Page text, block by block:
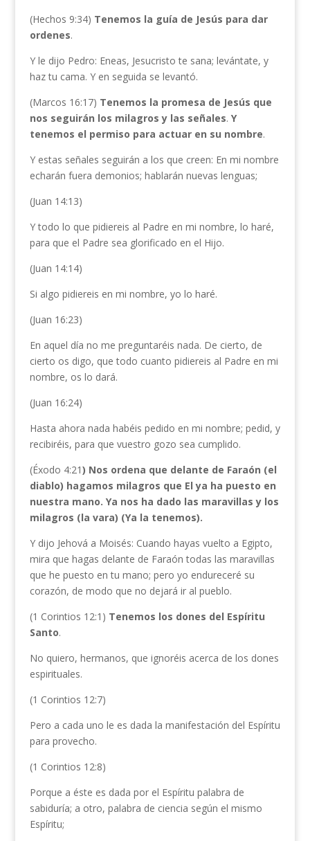
(Hechos 9:34) Tenemos la guía de Jesús para dar
ordenes.
Y le dijo Pedro: Eneas, Jesucristo te sana; levántate, y
haz tu cama. Y en seguida se levantó.
(Marcos 16:17) Tenemos la promesa de Jesús que
nos seguirán los milagros y las señales. Y
tenemos el permiso para actuar en su nombre.
Y estas señales seguirán a los que creen: En mi nombre
echarán fuera demonios; hablarán nuevas lenguas;
(Juan 14:13)
Y todo lo que pidiereis al Padre en mi nombre, lo haré,
para que el Padre sea glorificado en el Hijo.
(Juan 14:14)
Si algo pidiereis en mi nombre, yo lo haré.
(Juan 16:23)
En aquel día no me preguntaréis nada. De cierto, de
cierto os digo, que todo cuanto pidiereis al Padre en mi
nombre, os lo dará.
(Juan 16:24)
Hasta ahora nada habéis pedido en mi nombre; pedid, y
recibiréis, para que vuestro gozo sea cumplido.
(Éxodo 4:21) Nos ordena que delante de Faraón (el
diablo) hagamos milagros que El ya ha puesto en
nuestra mano. Ya nos ha dado las maravillas y los
milagros (la vara) (Ya la tenemos).
Y dijo Jehová a Moisés: Cuando hayas vuelto a Egipto,
mira que hagas delante de Faraón todas las maravillas
que he puesto en tu mano; pero yo endureceré su
corazón, de modo que no dejará ir al pueblo.
(1 Corintios 12:1) Tenemos los dones del Espíritu
Santo.
No quiero, hermanos, que ignoréis acerca de los dones
espirituales.
(1 Corintios 12:7)
Pero a cada uno le es dada la manifestación del Espíritu
para provecho.
(1 Corintios 12:8)
Porque a éste es dada por el Espíritu palabra de
sabiduría; a otro, palabra de ciencia según el mismo
Espíritu;